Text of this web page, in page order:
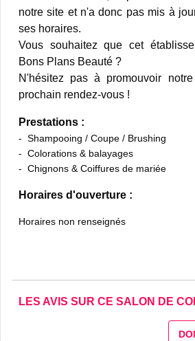
notre site et n'a donc pas mis à
ses horaires.
Vous souhaitez que cet
Bons Plans Beauté ?
N'hésitez pas à promouvoir
prochain rendez-vous !
Prestations :
Shampooing / Coupe / Brushing
Colorations & balayages
Chignons & Coiffures de mariée
Horaires d'ouverture :
Horaires non renseignés
LES AVIS SUR CE SALON DE